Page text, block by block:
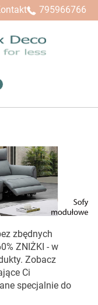
795966766
zbędnych
ZNIŻKI - w
Zobacz
Ci
specjalnie do